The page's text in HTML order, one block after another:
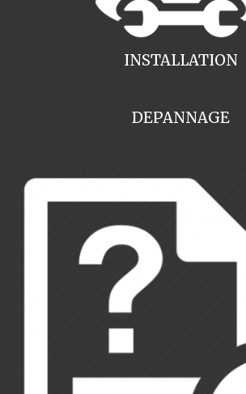
INSTALLATION
DEPANNAGE